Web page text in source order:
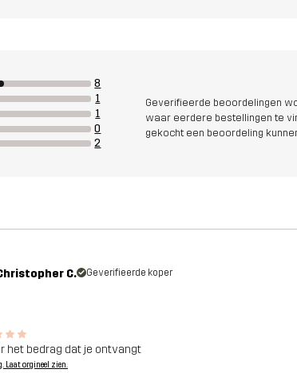
8
1
1
0
2
Geverifieerde beoordelingen
waar eerdere bestellingen te
gekocht een beoordeling
C. Geverifieerde koper
het bedrag dat je ontvangt
Laat orgineel zien.